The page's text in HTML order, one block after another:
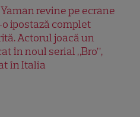
revine pe ecrane
ipostază complet
Actorul joacă un
în noul serial „Bro”,
în Italia